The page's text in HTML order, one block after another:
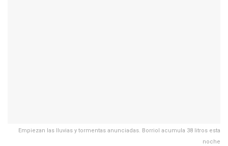
Empiezan las lluvias y tormentas anunciadas. Borriol acumula 38 litros esta
noche